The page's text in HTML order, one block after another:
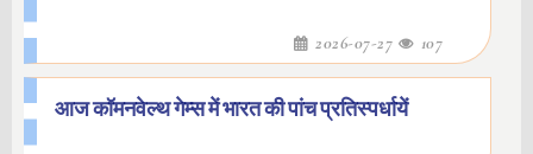
2026-07-27 107
आज कॉमनवेल्थ गेम्स में भारत की पांच प्रतिस्पर्धायें